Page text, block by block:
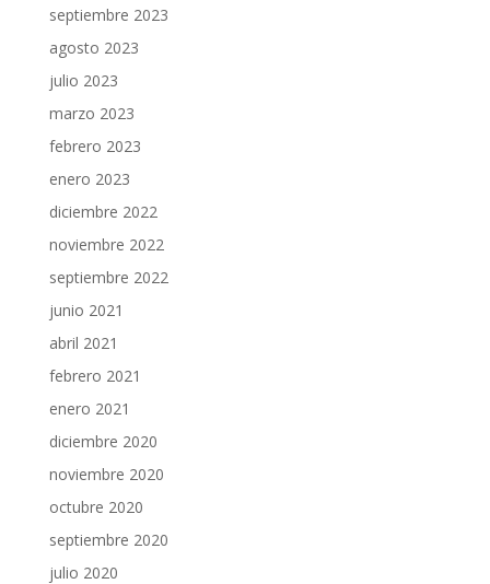
septiembre 2023
agosto 2023
julio 2023
marzo 2023
febrero 2023
enero 2023
diciembre 2022
noviembre 2022
septiembre 2022
junio 2021
abril 2021
febrero 2021
enero 2021
diciembre 2020
noviembre 2020
octubre 2020
septiembre 2020
julio 2020